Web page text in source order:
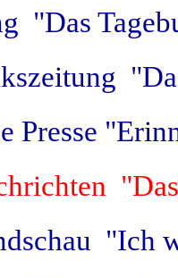
"Das
Presse
"Ich